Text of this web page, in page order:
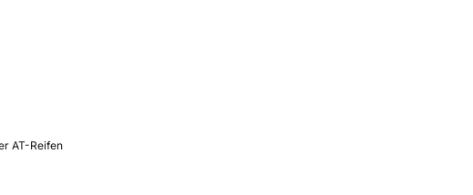
AT-Reifen